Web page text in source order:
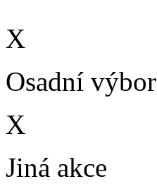
X
Osadní výbor
X
Jiná akce